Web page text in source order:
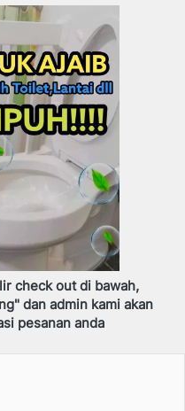
check out di bawah,
dan admin kami akan
pesanan anda